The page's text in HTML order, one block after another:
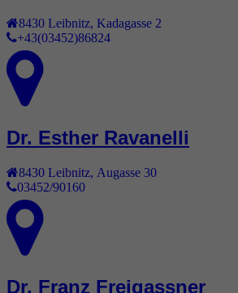
8430 Leibnitz Kadagasse 2
+43(03452)86824
Dr. Esther Ravanelli
8430 Leibnitz
Augasse 30
03452/90160
Dr. Franz Freigassner